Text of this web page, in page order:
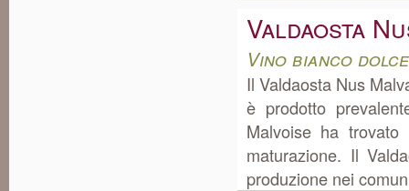
Valdaosta
Vino bianco
Il Valdaosta Nus
è prodotto
Malvoise ha
maturazione. Il
produzione nei